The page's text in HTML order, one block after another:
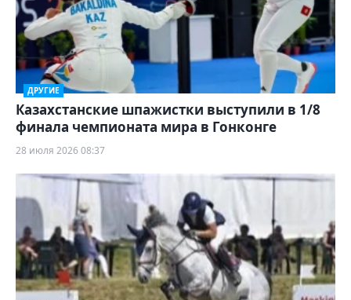
ДРУГИЕ
Казахстанские шпажистки выступили в 1/8
финала чемпионата мира в Гонконге
28 июля 2026 08:37